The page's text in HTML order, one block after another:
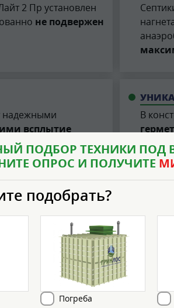
2 Пр установлен
не подвержен
надежными
всплытие
В
без различия
В
ПОДБОР ТЕХНИКИ ПОД
ОПРОС И ПОЛУЧИТЕ
подобрать?
Погреба